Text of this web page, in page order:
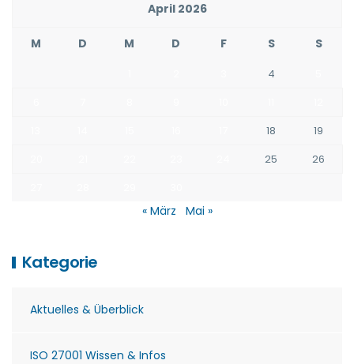
April 2026
M D M D F S S
4
18
19
25
26
« März Mai »
Kategorie
Aktuelles & Überblick
ISO 27001 Wissen & Infos